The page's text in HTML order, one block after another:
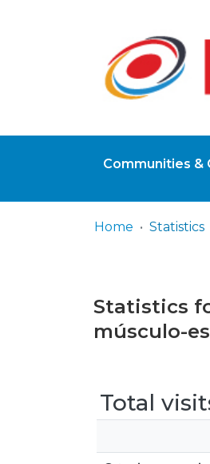
Communities &
Home Statistics
Statistics
músculo-
Total